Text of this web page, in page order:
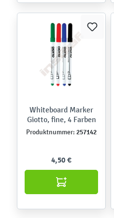
Whiteboard Marker
Giotto, fine, 4 Farben
Produktnummer: 257142
4,50 €